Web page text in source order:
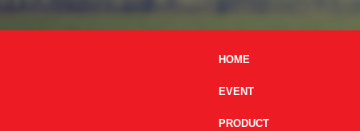
HOME
EVENT
PRODUCT